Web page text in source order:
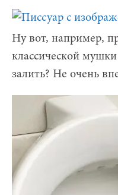
Ну вот, например,
классической
залить? Не очень